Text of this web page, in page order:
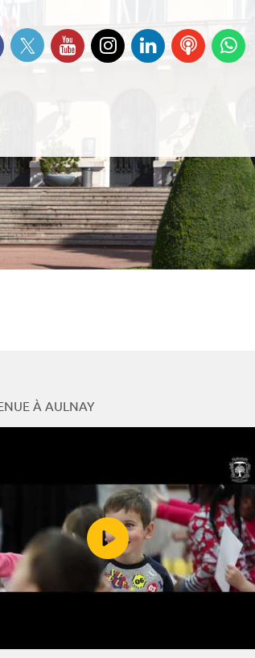
Retrouvez-nous sur Facebook
Suivez-nous sur Twitter
Suivez-nous sur YouTube
Suivez-nous sur
Instagram
Retrouvez-nous
sur Linkedin
Ecoutez
nos
À AULNAY